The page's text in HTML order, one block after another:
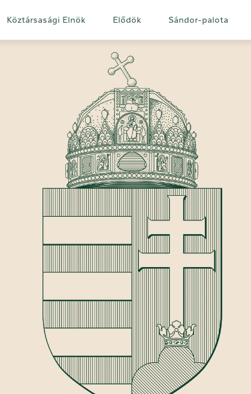
navigáció
Köztársasági Elnök Elődök Sándor-palota